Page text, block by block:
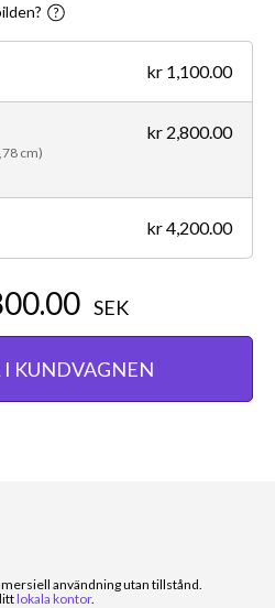
kr 1,100.00
cm)
kr 2,800.00
kr 4,200.00
SEK
I KUNDVAGNEN
användning utan tillstånd.
lokala kontor.